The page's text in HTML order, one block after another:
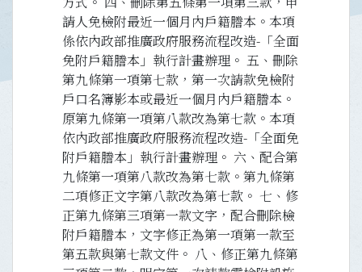
請人免檢附最近一個月內戶籍謄本。本項
係依內政部推廣政府服務流程改造-「全面
免附戶籍謄本」執行計畫辦理。 五、刪除
第九條第一項第七款，第一次請款免檢附
戶口名簿影本或最近一個月內戶籍謄本。
原第九條第一項第八款改為第七款。本項
依內政部推廣政府服務流程改造-「全面免
附戶籍謄本」執行計畫辦理。 六、配合第
九條第一項第八款改為第七款。第九條第
二項修正文字第八款改為第七款。 七、修
正第九條第三項第一款文字，配合刪除檢
附戶籍謄本，文字修正為第一項第一款至
第五款與第七款文件。 八、修正第九條第